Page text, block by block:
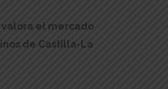
valora el mercado
de Castilla-La